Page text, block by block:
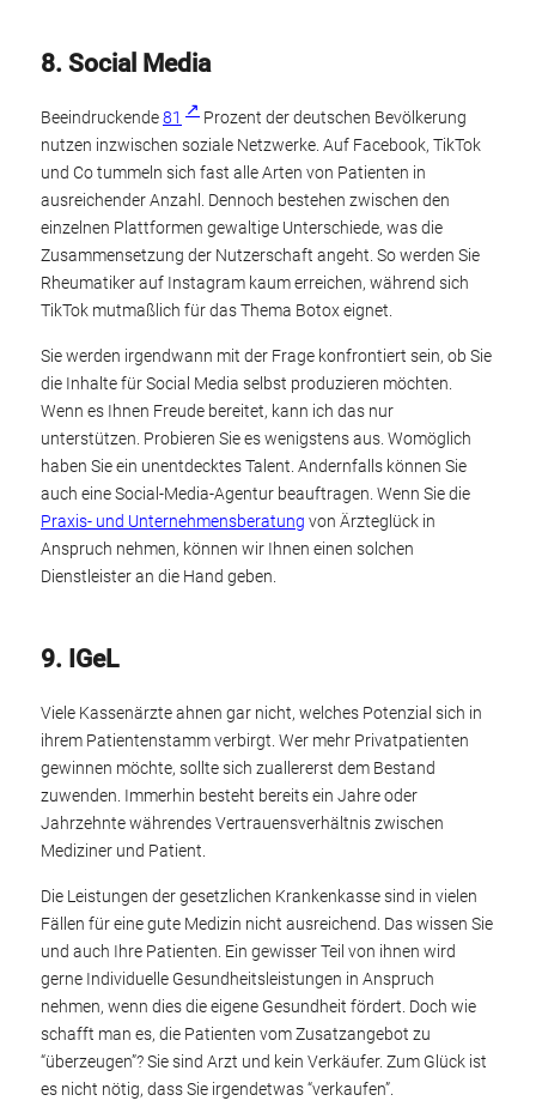
8. Social Media
Beeindruckende81
Prozent der deutschen Bevölkerung
nutzen inzwischen soziale Netzwerke. Auf Facebook, TikTok
und Co tummeln sich fast alle Arten von Patienten in
ausreichender Anzahl. Dennoch bestehen zwischen den
einzelnen Plattformen gewaltige Unterschiede, was die
Zusammensetzung der Nutzerschaft angeht. So werden Sie
Rheumatiker auf Instagram kaum erreichen, während sich
TikTok mutmaßlich für das Thema Botox eignet.
Sie werden irgendwann mit der Frage konfrontiert sein, ob Sie
die Inhalte für Social Media selbst produzieren möchten.
Wenn es Ihnen Freude bereitet, kann ich das nur
unterstützen. Probieren Sie es wenigstens aus. Womöglich
haben Sie ein unentdecktes Talent. Andernfalls können Sie
auch eine Social-Media-Agentur beauftragen. Wenn Sie die
Praxis- und Unternehmensberatung von Ärzteglück in
Anspruch nehmen, können wir Ihnen einen solchen
Dienstleister an die Hand geben.
9. IGeL
Viele Kassenärzte ahnen gar nicht, welches Potenzial sich in
ihrem Patientenstamm verbirgt. Wer mehr Privatpatienten
gewinnen möchte, sollte sich zuallererst dem Bestand
zuwenden. Immerhin besteht bereits ein Jahre oder
Jahrzehnte währendes Vertrauensverhältnis zwischen
Mediziner und Patient.
Die Leistungen der gesetzlichen Krankenkasse sind in vielen
Fällen für eine gute Medizin nicht ausreichend. Das wissen Sie
und auch Ihre Patienten. Ein gewisser Teil von ihnen wird
gerne Individuelle Gesundheitsleistungen in Anspruch
nehmen, wenn dies die eigene Gesundheit fördert. Doch wie
schafft man es, die Patienten vom Zusatzangebot zu
“überzeugen”? Sie sind Arzt und kein Verkäufer. Zum Glück ist
es nicht nötig, dass Sie irgendetwas “verkaufen”.